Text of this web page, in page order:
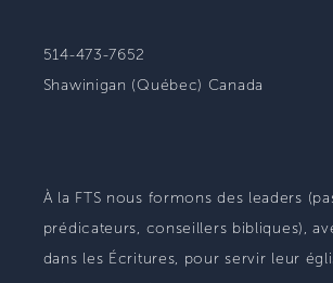
514-473-7652
Shawinigan (Québec) Canada
À la FTS nous formons des leaders
prédicateurs, conseillers bibliques),
dans les Écritures, pour servir leur